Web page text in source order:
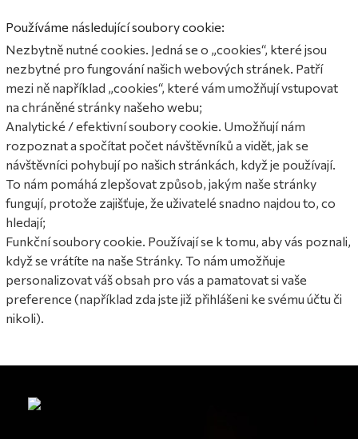
Používáme následující soubory cookie:
Nezbytně nutné cookies. Jedná se o „cookies“, které jsou
nezbytné pro fungování našich webových stránek. Patří
mezi ně například „cookies“, které vám umožňují vstupovat
na chráněné stránky našeho webu;
Analytické / efektivní soubory cookie. Umožňují nám
rozpoznat a spočítat počet návštěvníků a vidět, jak se
návštěvníci pohybují po našich stránkách, když je používají.
To nám pomáhá zlepšovat způsob, jakým naše stránky
fungují, protože zajišťuje, že uživatelé snadno najdou to, co
hledají;
Funkční soubory cookie. Používají se k tomu, aby vás poznali,
když se vrátíte na naše Stránky. To nám umožňuje
personalizovat váš obsah pro vás a pamatovat si vaše
preference (například zda jste již přihlášeni ke svému účtu či
nikoli).